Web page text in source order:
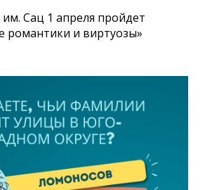
Сац 1 апреля пройдет
романтики и виртуозы»